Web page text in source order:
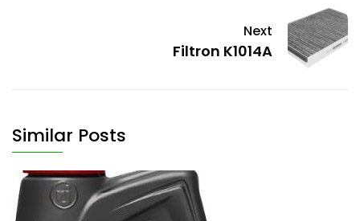
Next
Filtron K1014A
Similar Posts